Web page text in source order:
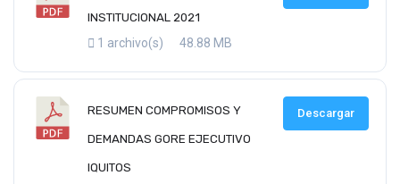
INSTITUCIONAL 2021
1 archivo(s) 48.88 MB
RESUMEN COMPROMISOS Y
DEMANDAS GORE EJECUTIVO
IQUITOS
Descargar